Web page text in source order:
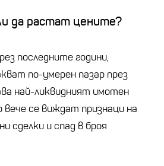
да растат цените?
последните години,
по-умерен пазар през
най-ликвидният имотен
вече се виждат признаци на
сделки и спад в броя